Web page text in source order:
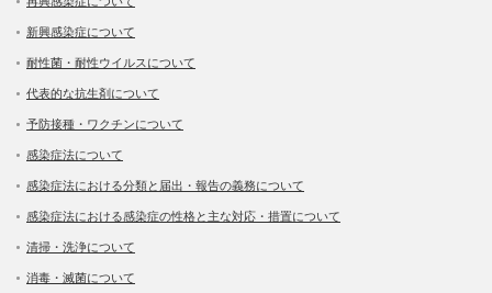
新興感染症について
耐性菌・耐性ウイルスについて
代表的な抗生剤について
予防接種・ワクチンについて
感染症法について
感染症法における分類と届出・報告の義務について
感染症法における感染症の性格と主な対応・措置について
清掃・洗浄について
消毒・滅菌について